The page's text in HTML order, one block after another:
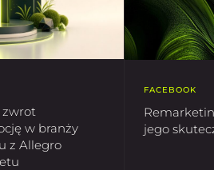
zwrot
w branży
z Allegro
FACEBOOK
jego